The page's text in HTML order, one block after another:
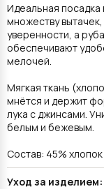
Идеальная
множеству
уверенности, а
обеспечивают
мелочей.
Мягкая ткань
мнётся и держит
лука с джинсами.
белым и бежевым.
Состав: 45%
Уход за изделием: